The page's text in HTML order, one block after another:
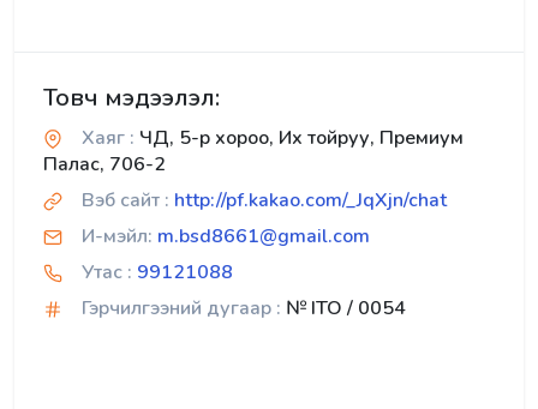
Товч мэдээлэл:
Хаяг : ЧД, 5-р хороо, Их тойруу, Премиум
Палас, 706-2
Вэб сайт : http://pf.kakao.com/_JqXjn/chat
И-мэйл: m.bsd8661@gmail.com
Утас : 99121088
Гэрчилгээний дугаар : № ITO / 0054